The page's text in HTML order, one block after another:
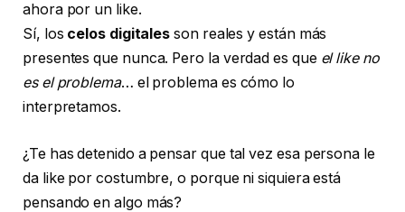
ahora por un like.
Sí, los celos digitales son reales y están más
presentes que nunca. Pero la verdad es que el like no
es el problema… el problema es cómo lo
interpretamos.
¿Te has detenido a pensar que tal vez esa persona le
da like por costumbre, o porque ni siquiera está
pensando en algo más?